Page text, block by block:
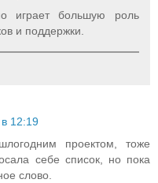
играет большую роль
и поддержки.
в 12:19
проектом, тоже
себе список, но пока
слово.